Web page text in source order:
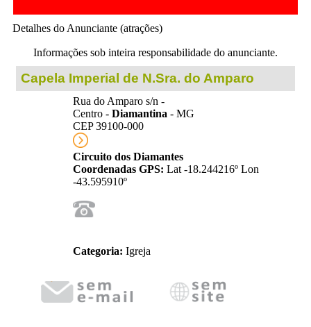
Detalhes do Anunciante (atrações)
Informações sob inteira responsabilidade do anunciante.
Capela Imperial de N.Sra. do Amparo
Rua do Amparo s/n -
Centro - Diamantina - MG
CEP 39100-000
Circuito dos Diamantes
Coordenadas GPS: Lat -18.244216º Lon
-43.595910º
Categoria: Igreja